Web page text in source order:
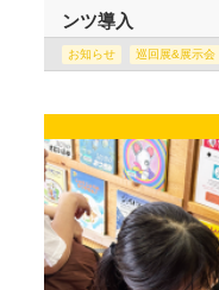
ンツ導入
お知らせ 巡回展&展示会